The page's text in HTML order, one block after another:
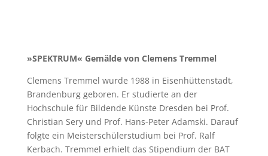
»SPEKTRUM« Gemälde von Clemens Tremmel
Clemens Tremmel wurde 1988 in Eisenhüttenstadt,
Brandenburg geboren. Er studierte an der
Hochschule für Bildende Künste Dresden bei Prof.
Christian Sery und Prof. Hans-Peter Adamski. Darauf
folgte ein Meisterschülerstudium bei Prof. Ralf
Kerbach. Tremmel erhielt das Stipendium der BAT